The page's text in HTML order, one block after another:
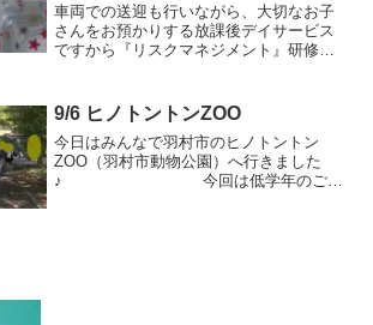
車両での送迎も行いながら、大切なお子
さんをお預かりする放課後デイサービス
ですから『リスクマネジメント』研修は
グループに分かれて話し合いました。他
事業所のお話も聞けて情報...
9/6 ヒノトントンZOO
今日はみんなで羽村市のヒノトントン
ZOO（羽村市動物公園）へ行きました
♪ 今回は低学年のご利